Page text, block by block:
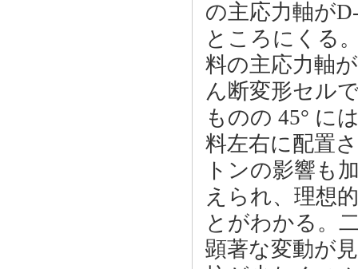
の主応力軸が
ところにくる
料の主応力軸
ん断変形セル
ものの 45° に
料左右に配置
トンの影響も
えられ、理想
とがわかる。
顕著な変動が